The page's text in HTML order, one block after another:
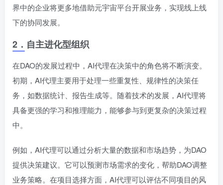
界中的企业将更多地借助元宇宙平台开展业务，实现线上线
下的协同发展。
2． 自主进化型组织
在DAO的发展过程中，AI代理在决策中的角色将不断演变。
初期，AI代理主要用于处理一些重复性、规律性的决策任
务，如数据统计、报告生成等。随着技术的发展，AI代理将
具备更强的学习和推理能力，能够参与到更复杂的决策过程
中。
例如，AI代理可以通过分析大量的数据和市场趋势，为DAO
提供决策建议。它可以预测市场需求的变化，帮助DAO调整
业务策略。在项目选择方面，AI代理可以评估不同项目的风